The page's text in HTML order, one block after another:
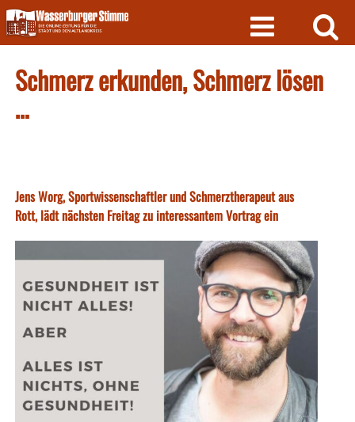
Skip
to
content
Schmerz erkunden, Schmerz lösen
…
Jens Worg, Sportwissenschaftler und Schmerztherapeut aus
Rott, lädt nächsten Freitag zu interessantem Vortrag ein